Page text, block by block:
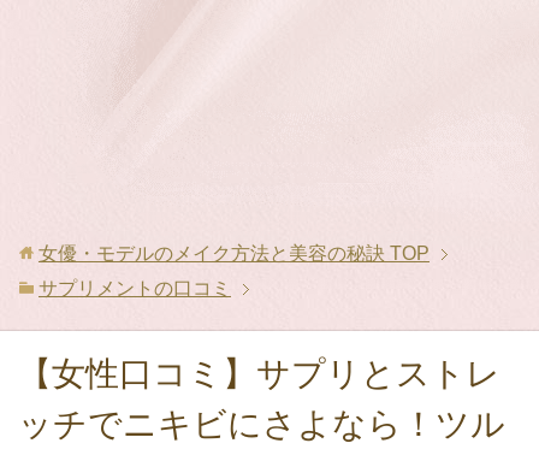
女優・モデルのメイク方法と美容の秘訣 TOP
サプリメントの口コミ
【女性口コミ】サプリとストレ
ッチでニキビにさよなら！ツル